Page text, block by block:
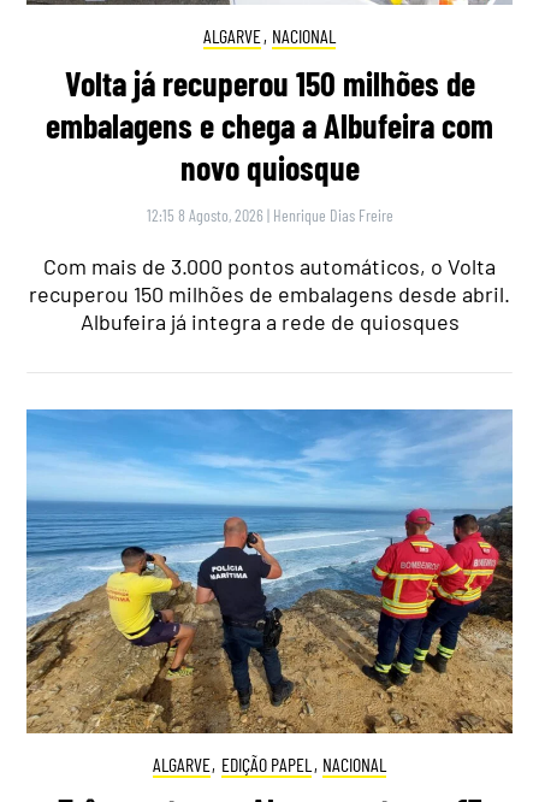
ALGARVE, NACIONAL
Volta já recuperou 150 milhões de
embalagens e chega a Albufeira com
novo quiosque
12:15 8 Agosto, 2026 | Henrique Dias Freire
Com mais de 3.000 pontos automáticos, o Volta
recuperou 150 milhões de embalagens desde abril.
Albufeira já integra a rede de quiosques
ALGARVE, EDIÇÃO PAPEL , NACIONAL